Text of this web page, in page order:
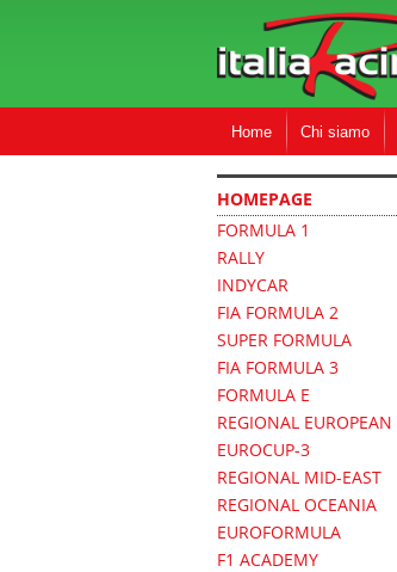
Home Chi siamo
HOMEPAGE
FORMULA 1
RALLY
INDYCAR
FIA FORMULA 2
SUPER FORMULA
FIA FORMULA 3
FORMULA E
REGIONAL EUROPEAN
EUROCUP-3
REGIONAL MID-EAST
REGIONAL OCEANIA
EUROFORMULA
F1 ACADEMY